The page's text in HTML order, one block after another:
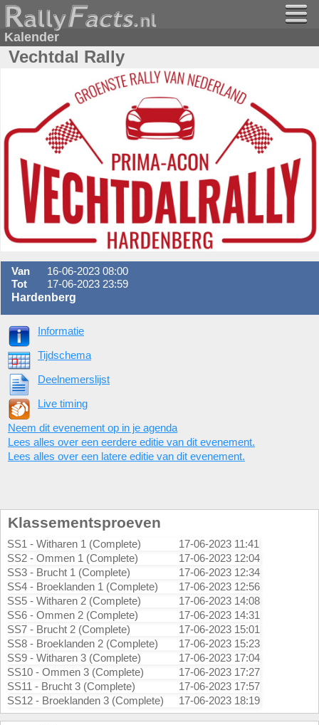
Kalender
Vechtdal Rally
Van
16-06-2023 08:00
Tot
17-06-2023 23:59
Hardenberg
Informatie
Tijdschema
Deelnemerslijst
Live timing
Neem dit evenement op in je agenda
Lees alles over een eerdere editie van dit evenement.
Lees alles over een latere editie van dit evenement.
Klassementsproeven
SS1 - Witharen 1 (Complete)
17-06-2023 11:41
SS2 - Ommen 1 (Complete)
17-06-2023 12:04
SS3 - Brucht 1 (Complete)
17-06-2023 12:34
SS4 - Broeklanden 1 (Complete)
17-06-2023 12:56
SS5 - Witharen 2 (Complete)
17-06-2023 14:08
SS6 - Ommen 2 (Complete)
17-06-2023 14:31
SS7 - Brucht 2 (Complete)
17-06-2023 15:01
SS8 - Broeklanden 2 (Complete)
17-06-2023 15:23
SS9 - Witharen 3 (Complete)
17-06-2023 17:04
SS10 - Ommen 3 (Complete)
17-06-2023 17:27
SS11 - Brucht 3 (Complete)
17-06-2023 17:57
SS12 - Broeklanden 3 (Complete)
17-06-2023 18:19